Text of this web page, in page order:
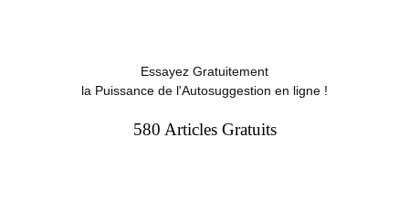
Essayez Gratuitement
la Puissance de l'Autosuggestion en ligne !
580 Articles Gratuits